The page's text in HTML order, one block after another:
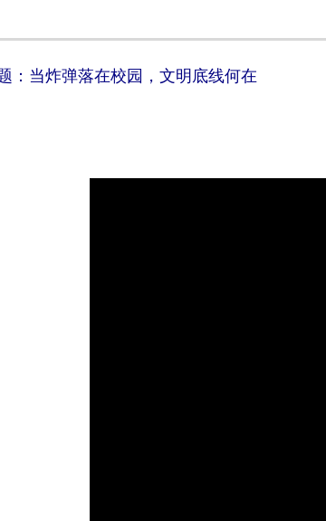
：当炸弹落在校园，文明底线何在